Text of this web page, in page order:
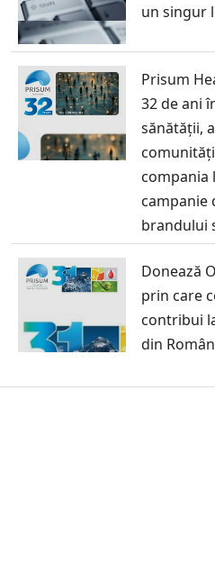
un singur
Prisum
32 de ani
sănătății,
compania
campanie
brandului
Donează
prin care
contribui
din